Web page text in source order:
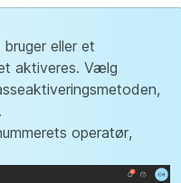
eller et
aktiveres. Vælg
.
operatør,